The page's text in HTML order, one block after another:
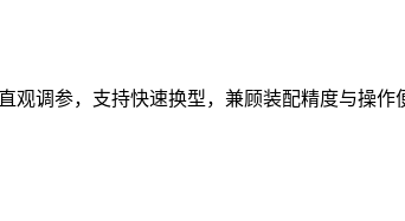
调参，支持快速换型，兼顾装配精度与操作